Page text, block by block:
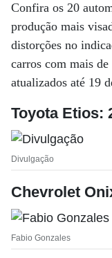
Confira os 20
produção mais
distorções no
carros com mais
atualizados até 19
Toyota Etios:
Divulgação
Chevrolet
Fabio Gonzales